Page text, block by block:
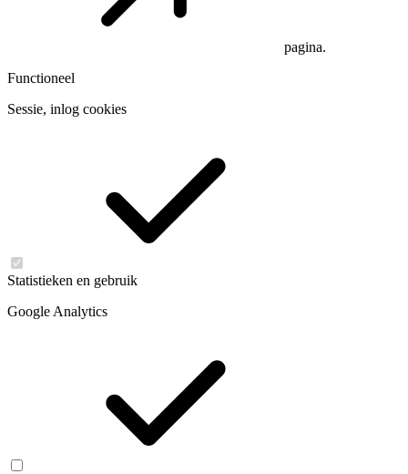
pagina.
Functioneel
Sessie, inlog cookies
Statistieken en gebruik
Google Analytics